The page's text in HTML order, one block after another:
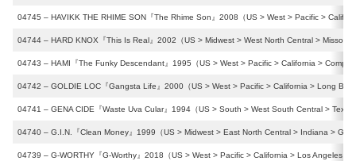
04745 – HAVIKK THE RHIME SON『The Rhime Son』2008（US > West > Pacific >
04744 – HARD KNOX『This Is Real』2002（US > Midwest > West North Central >
04743 – HAMI『The Funky Descendant』1995（US > West > Pacific > California >
04742 – GOLDIE LOC『Gangsta Life』2000（US > West > Pacific > California > Long
04741 – GENA CIDE『Waste Uva Cular』1994（US > South > West South Central >
04740 – G.I.N.『Clean Money』1999（US > Midwest > East North Central > Indiana >
04739 – G-WORTHY『G-Worthy』2018（US > West > Pacific > California > Los Angeles